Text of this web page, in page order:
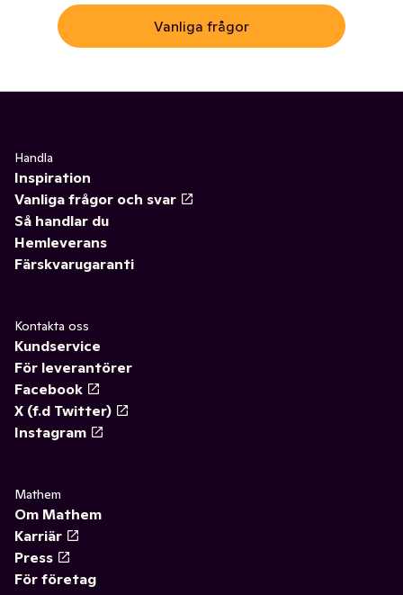
Vanliga frågor
Handla
Inspiration
Vanliga frågor och svar
Så handlar du
Hemleverans
Färskvarugaranti
Kontakta oss
Kundservice
För leverantörer
Facebook
X (f.d Twitter)
Instagram
Mathem
Om Mathem
Karriär
Press
För företag